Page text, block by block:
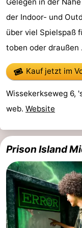
Vlaanderen
-
Sluis
-
Natur
Het
Zwin
Wetter
Kontakt
der Indoor- und
über viel Spielspaß
toben oder draußen
Kauf jetzt im
Wissekerkseweg 6,
web. Website
Prison Island